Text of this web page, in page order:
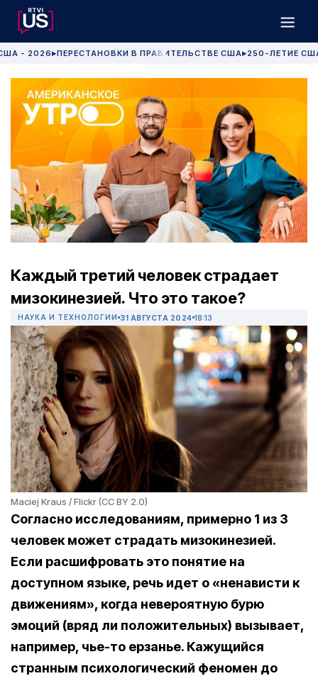
- 2026 ▶ПЕРЕСТАНОВКИ В ПРАВИТЕЛЬСТВЕ США▶250-ЛЕТИЕ
Каждый третий человек страдает
мизокинезией. Что это такое?
НАУКА И ТЕХНОЛОГИИ 31 АВГУСТА 2024 18:13
Maciej Kraus / Flickr (CC BY 2.0)
Согласно исследованиям, примерно 1 из 3
человек может страдать мизокинезией.
Если расшифровать это понятие на
доступном языке, речь идет о «ненависти к
движениям», когда невероятную бурю
эмоций (вряд ли положительных) вызывает,
например, чье-то ерзанье. Кажущийся
странным психологический феномен до